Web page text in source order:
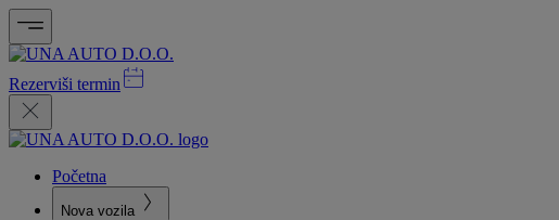
Rezerviši termin
Početna
Nova vozila